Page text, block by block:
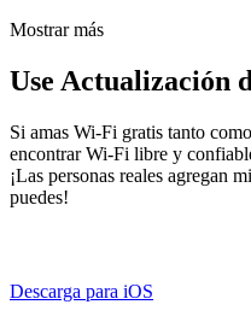
Mostrar más
Use Actualización
Si amas Wi-Fi gratis tanto
encontrar Wi-Fi libre y
¡Las personas reales agregan
puedes!
Descarga para iOS